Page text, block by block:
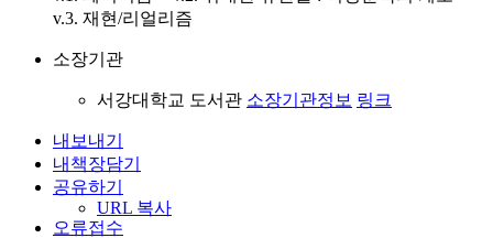
v.3. 재현/리얼리즘
소장기관
서강대학교 도서관 소장기관정보 링크
내보내기
내책장담기
공유하기
URL 복사
오류접수